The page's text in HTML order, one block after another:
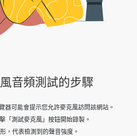
音頻測試的步驟
器可能會提示您允許麥克風訪問該網站。
「測試麥克風」按鈕開始錄製。
，代表檢測到的聲音強度。